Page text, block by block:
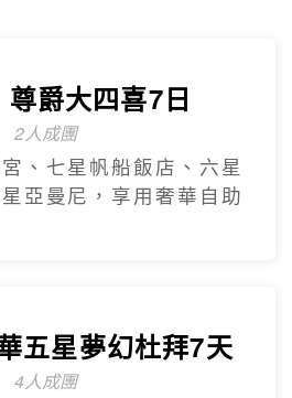
尊爵大四喜7日
2人成團
、七星帆船飯店、六星
亞曼尼，享用奢華自助
五星夢幻杜拜7天
4人成團